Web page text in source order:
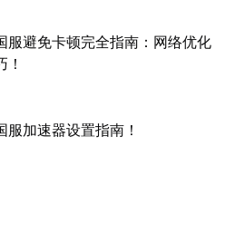
服避免卡顿完全指南：网络优化
服加速器设置指南！